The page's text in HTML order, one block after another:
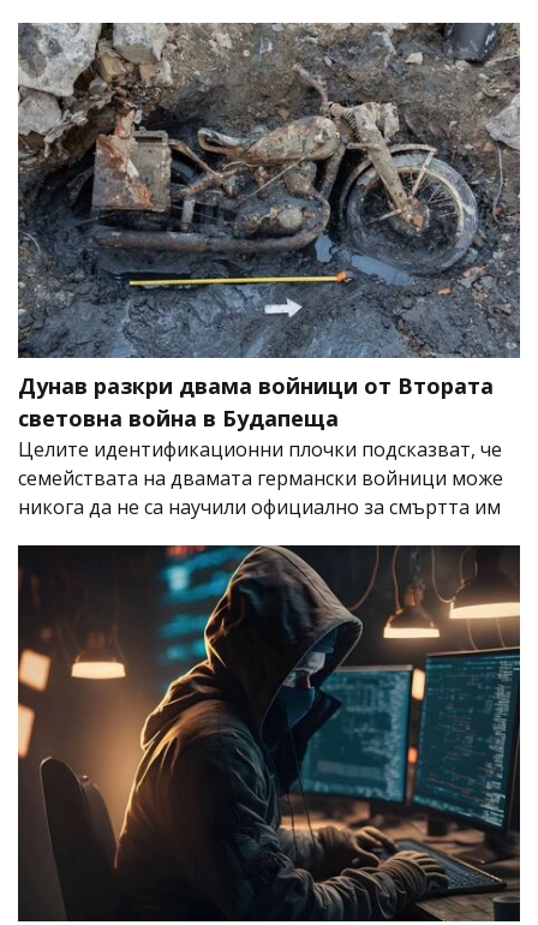
Дунав разкри двама войници от Втората
световна война в Будапеща
Целите идентификационни плочки подсказват, че
семействата на двамата германски войници може
никога да не са научили официално за смъртта им